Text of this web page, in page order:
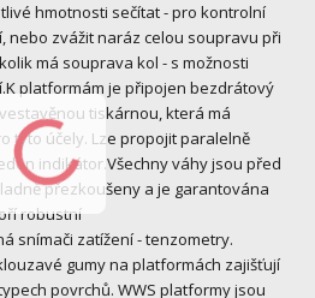
hmotnosti sečítat - pro kontrolní
nebo zvážit naráz celou soupravu při
má souprava kol - s možnosti
platformám je připojen bezdrátový
tiskárnou, která má
tyto účely. Lze propojit paralelně
indikátor.Všechny váhy jsou před
přezkoušeny a je garantována
robustní
snímači zatížení - tenzometry.
gumy na platformách zajišťují
povrchů. WWS platformy jsou